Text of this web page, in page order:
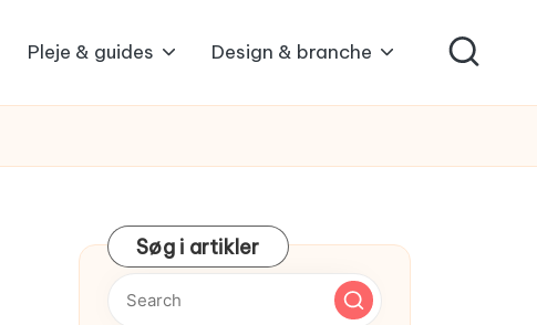
Pleje & guides Design & branche
Søg i artikler